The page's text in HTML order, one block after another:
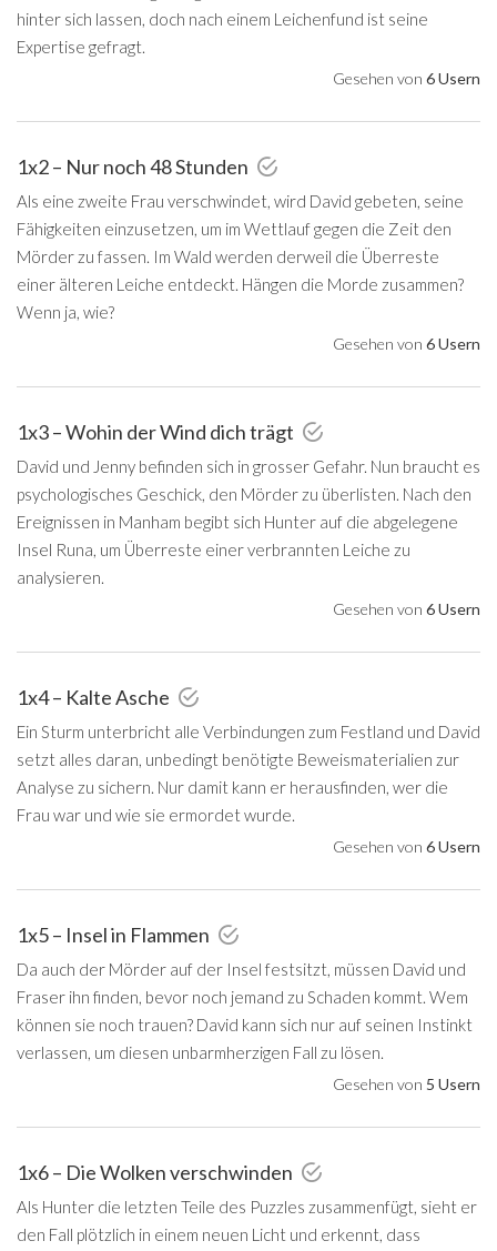
hinter sich lassen, doch nach einem Leichenfund ist seine
Expertise gefragt.
Gesehen von 6 Usern
1x2 – Nur noch 48 Stunden
Als eine zweite Frau verschwindet, wird David gebeten, seine
Fähigkeiten einzusetzen, um im Wettlauf gegen die Zeit den
Mörder zu fassen. Im Wald werden derweil die Überreste
einer älteren Leiche entdeckt. Hängen die Morde zusammen?
Wenn ja, wie?
Gesehen von 6 Usern
1x3 – Wohin der Wind dich trägt
David und Jenny befinden sich in grosser Gefahr. Nun braucht es
psychologisches Geschick, den Mörder zu überlisten. Nach den
Ereignissen in Manham begibt sich Hunter auf die abgelegene
Insel Runa, um Überreste einer verbrannten Leiche zu
analysieren.
Gesehen von 6 Usern
1x4 – Kalte Asche
Ein Sturm unterbricht alle Verbindungen zum Festland und David
setzt alles daran, unbedingt benötigte Beweismaterialien zur
Analyse zu sichern. Nur damit kann er herausfinden, wer die
Frau war und wie sie ermordet wurde.
Gesehen von 6 Usern
1x5 – Insel in Flammen
Da auch der Mörder auf der Insel festsitzt, müssen David und
Fraser ihn finden, bevor noch jemand zu Schaden kommt. Wem
können sie noch trauen? David kann sich nur auf seinen Instinkt
verlassen, um diesen unbarmherzigen Fall zu lösen.
Gesehen von 5 Usern
1x6 – Die Wolken verschwinden
Als Hunter die letzten Teile des Puzzles zusammenfügt, sieht er
den Fall plötzlich in einem neuen Licht und erkennt, dass